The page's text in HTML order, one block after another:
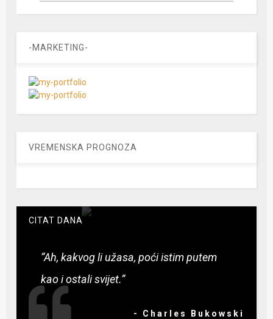
-MARKETING-
VREMENSKA PROGNOZA
CITAT DANA
“Ah, kakvog li užasa, poći istim putem
kao i ostali svijet.”
- Charles Bukowski